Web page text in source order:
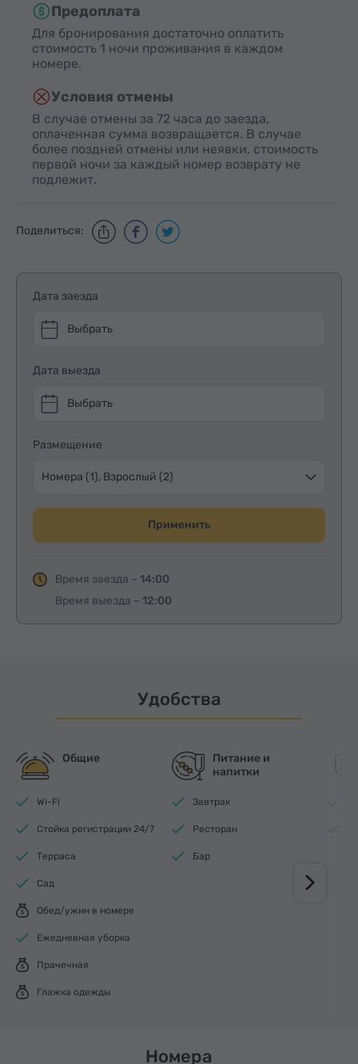
Предоплата
Для бронирования достаточно оплатить
стоимость 1 ночи проживания в каждом
номере.
Условия отмены
В случае отмены за 72 часа до заезда,
оплаченная сумма возвращается. В случае
более поздней отмены или неявки, стоимость
первой ночи за каждый номер возврату не
подлежит.
Поделиться:
Дата заезда
Выбрать
Дата выезда
Выбрать
Размещение
Номера (1), Взрослый (2)
Применить
Время заезда – 14:00
Время выезда – 12:00
Удобства
Общие
Wi-Fi
Стойка регистрации 24/7
Терраса
Сад
Обед/ужин в номере
Ежедневная уборка
Прачечная
Глажка одежды
Питание и
напитки
Завтрак
Ресторан
Бар
Номера